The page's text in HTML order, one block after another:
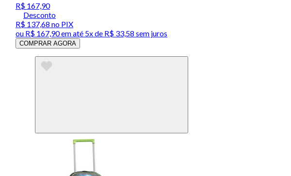
R$ 167,90
Desconto
R$ 137,68 no PIX
ou R$ 167,90em até 5x de R$ 33,58 sem juros
COMPRAR AGORA